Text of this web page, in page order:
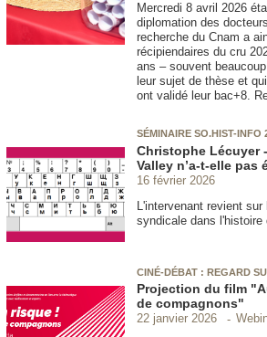
Mercredi 8 avril 2026
diplomation des
recherche du Cnam a
récipiendaires du cru
ans – souvent
leur sujet de thèse et
ont validé leur bac+8.
SÉMINAIRE SO.HIST-INFO
Christophe Lécuyer
Valley n’a-t-elle pas
16 février 2026
L'intervenant revient
syndicale dans l'histoire
CINÉ-DÉBAT : REGARD
Projection du film
de compagnons"
22 janvier 2026